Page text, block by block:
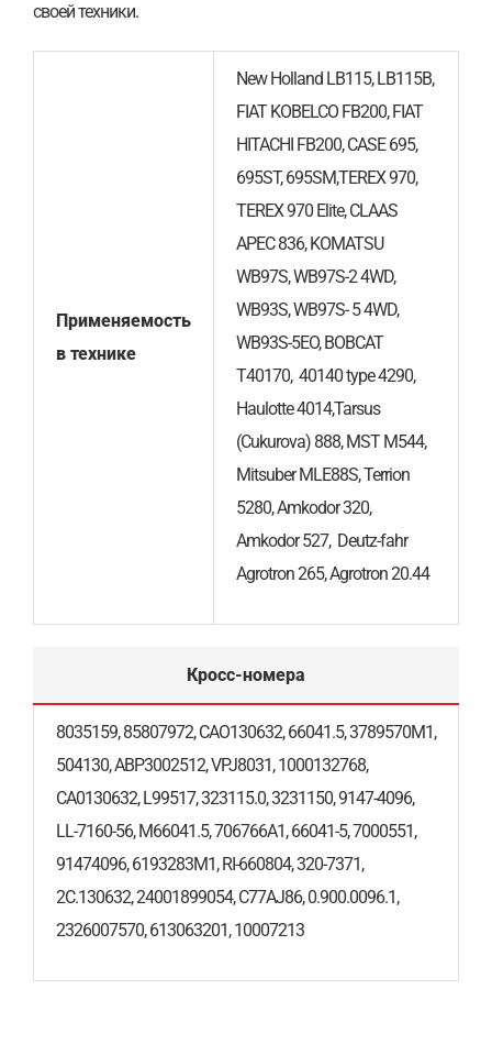
своей техники.
Применяемость
в технике
New Holland LB115, LB115B,
FIAT KOBELCO FB200, FIAT
HITACHI FB200, CASE 695,
695ST, 695SM,TEREX 970,
TEREX 970 Elite, CLAAS
APEC 836, KOMATSU
WB97S, WB97S-2 4WD,
WB93S, WB97S- 5 4WD,
WB93S-5EO, BOBCAT
T40170, 40140 type 4290,
Haulotte 4014,Tarsus
(Cukurova) 888, MST M544,
Mitsuber MLE88S, Terrion
5280, Аmkodor 320,
Аmkodor 527, Deutz-fahr
Agrotron 265, Agrotron 20.44
Кросс-номера
8035159, 85807972, CAO130632, 66041.5, 3789570M1,
504130, ABP3002512, VPJ8031, 1000132768,
CA0130632, L99517, 323115.0, 3231150, 9147-4096,
LL-7160-56, M66041.5, 706766A1, 66041-5, 7000551,
91474096, 6193283M1, RI-660804, 320-7371,
2C.130632, 24001899054, C77AJ86, 0.900.0096.1,
2326007570, 613063201, 10007213